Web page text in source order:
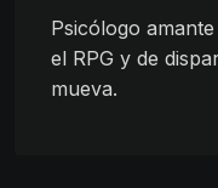
Psicólogo
el RPG y de
mueva.